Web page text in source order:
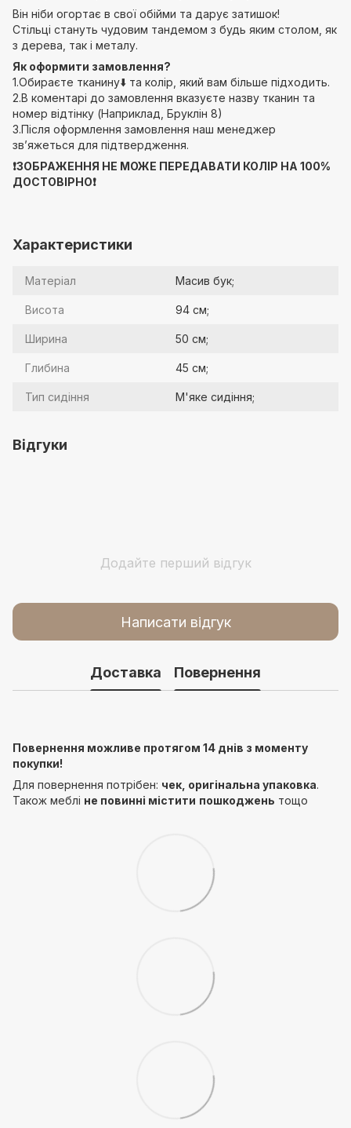
Він ніби огортає в свої обійми та дарує затишок!
Стільці стануть чудовим тандемом з будь яким столом, як
з дерева, так і металу.
Як оформити замовлення?
1.Обираєте тканину⬇️ та колір, який вам більше підходить.
2.В коментарі до замовлення вказуєте назву тканин та
номер відтінку (Наприклад, Бруклін 8)
3.Після оформлення замовлення наш менеджер
звʼяжеться для підтвердження.
❗️ЗОБРАЖЕННЯ НЕ МОЖЕ ПЕРЕДАВАТИ КОЛІР НА 100%
ДОСТОВІРНО❗️
Характеристики
Матеріал Масив бук;
Висота 94 см;
Ширина 50 см;
Глибина 45 см;
Тип сидіння М'яке сидіння;
Відгуки
Додайте перший відгук
Написати відгук
Доставка Повернення
Повернення можливе протягом 14 днів з моменту
покупки!
Для повернення потрібен: чек, оригінальна упаковка.
Також меблі не повинні містити пошкоджень тощо